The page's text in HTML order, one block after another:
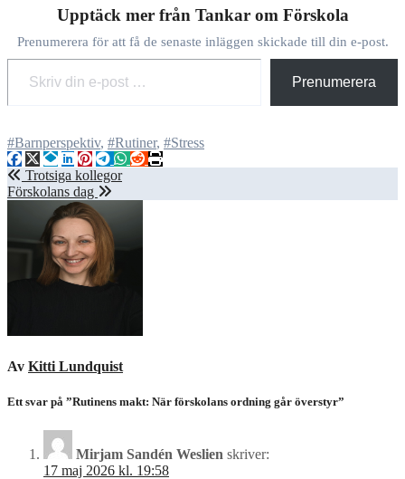
Upptäck mer från Tankar om Förskola
Prenumerera för att få de senaste inläggen skickade till din e-post.
Skriv din e-post …
Prenumerera
#Barnperspektiv, #Rutiner, #Stress
Inläggsnavigering
Trotsiga kollegor
Förskolans dag
Av Kitti Lundquist
Ett svar på ”Rutinens makt: När förskolans ordning går överstyr”
Mirjam Sandén Weslien skriver:
17 maj 2026 kl. 19:58